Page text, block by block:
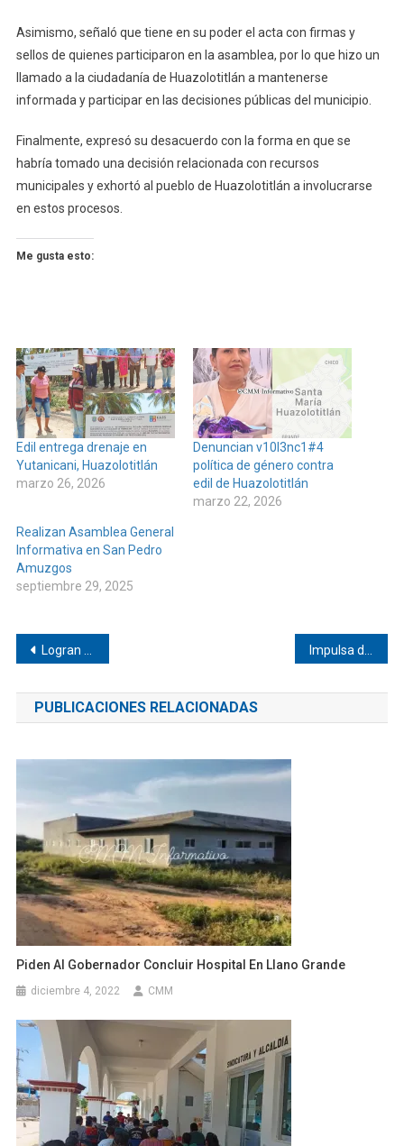
Asimismo, señaló que tiene en su poder el acta con firmas y
sellos de quienes participaron en la asamblea, por lo que hizo un
llamado a la ciudadanía de Huazolotitlán a mantenerse
informada y participar en las decisiones públicas del municipio.
Finalmente, expresó su desacuerdo con la forma en que se
habría tomado una decisión relacionada con recursos
municipales y exhortó al pueblo de Huazolotitlán a involucrarse
en estos procesos.
Me gusta esto:
Edil entrega drenaje en
Yutanicani, Huazolotitlán
marzo 26, 2026
Denuncian v10l3nc1#4
política de género contra
edil de Huazolotitlán
marzo 22, 2026
Realizan Asamblea General
Informativa en San Pedro
Amuzgos
septiembre 29, 2025
Navegación
de
entradas
Logran doble campeonato Aztecas de Tlacamama Impulsa derechos de pueblos originarios, Irma Juan Carlos
PUBLICACIONES RELACIONADAS
Piden Al Gobernador Concluir Hospital En Llano Grande
diciembre 4, 2022 CMM